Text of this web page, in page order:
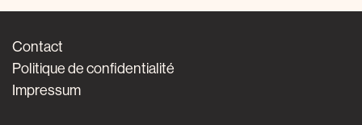
Contact
Politique de confidentialité
Impressum